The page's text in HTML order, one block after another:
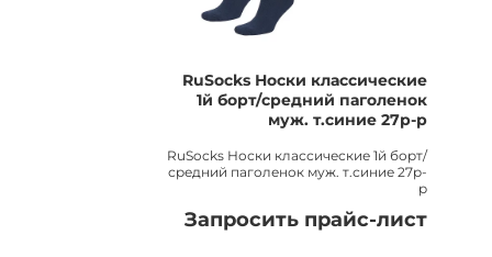
RuSocks Носки классические
1й борт/средний паголенок
муж. т.синие 27р-р
RuSocks Носки классические 1й борт/
средний паголенок муж. т.синие 27р-
р
Запросить прайс-лист